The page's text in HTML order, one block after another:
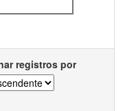
registros por